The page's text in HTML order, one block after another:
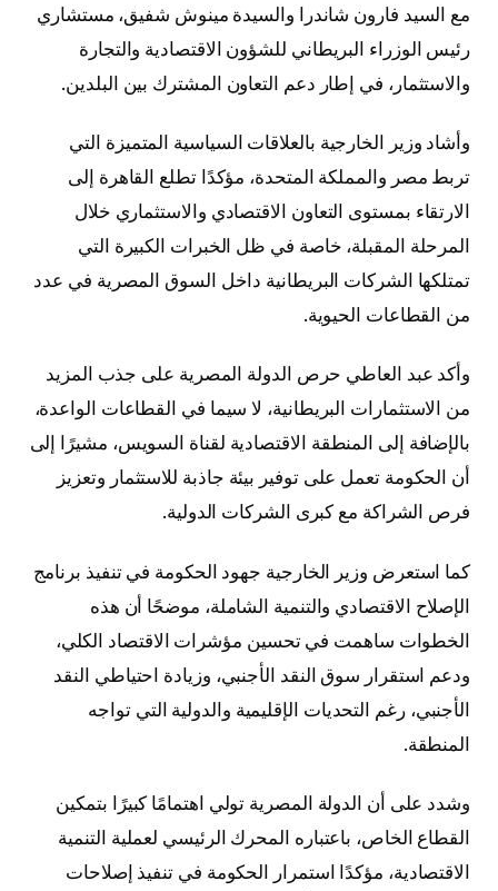
مع السيد فارون شاندرا والسيدة مينوش شفيق، مستشاري
رئيس الوزراء البريطاني للشؤون الاقتصادية والتجارة
والاستثمار، في إطار دعم التعاون المشترك بين البلدين.
وأشاد وزير الخارجية بالعلاقات السياسية المتميزة التي
تربط مصر والمملكة المتحدة، مؤكدًا تطلع القاهرة إلى
الارتقاء بمستوى التعاون الاقتصادي والاستثماري خلال
المرحلة المقبلة، خاصة في ظل الخبرات الكبيرة التي
تمتلكها الشركات البريطانية داخل السوق المصرية في عدد
من القطاعات الحيوية.
وأكد عبد العاطي حرص الدولة المصرية على جذب المزيد
من الاستثمارات البريطانية، لا سيما في القطاعات الواعدة،
بالإضافة إلى المنطقة الاقتصادية لقناة السويس، مشيرًا إلى
أن الحكومة تعمل على توفير بيئة جاذبة للاستثمار وتعزيز
فرص الشراكة مع كبرى الشركات الدولية.
كما استعرض وزير الخارجية جهود الحكومة في تنفيذ برنامج
الإصلاح الاقتصادي والتنمية الشاملة، موضحًا أن هذه
الخطوات ساهمت في تحسين مؤشرات الاقتصاد الكلي،
ودعم استقرار سوق النقد الأجنبي، وزيادة احتياطي النقد
الأجنبي، رغم التحديات الإقليمية والدولية التي تواجه
المنطقة.
وشدد على أن الدولة المصرية تولي اهتمامًا كبيرًا بتمكين
القطاع الخاص، باعتباره المحرك الرئيسي لعملية التنمية
الاقتصادية، مؤكدًا استمرار الحكومة في تنفيذ إصلاحات